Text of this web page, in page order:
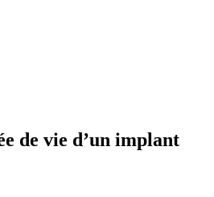
de vie d’un implant